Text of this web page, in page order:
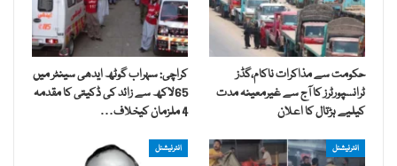
حکومت سے مذاکرات ناکام،گڈز
ٹرانسپورٹرز کا آج سے غیرمعینہ مدت
کیلیے ہڑتال کا اعلان
کراچی: سہراب گوٹھ ایدھی سینٹر میں
65لاکھ سے زائد کی ڈکیتی کا مقدمہ
4 ملزمان کیخلاف…
انٹرنیشنل انٹرنیشنل